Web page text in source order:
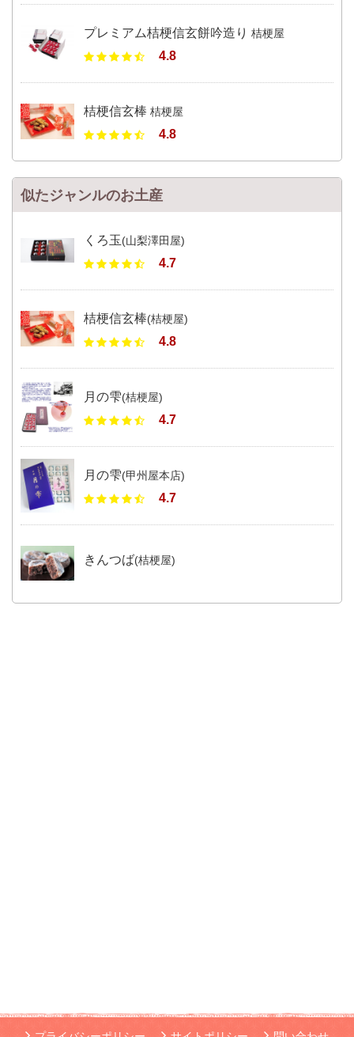
プレミアム桔梗信玄餅吟造り 桔梗屋
4.8
桔梗信玄棒 桔梗屋
4.8
似たジャンルのお土産
くろ玉 (山梨澤田屋)
4.7
桔梗信玄棒(桔梗屋)
4.8
月の雫(桔梗屋)
4.7
月の雫(甲州屋本店)
4.7
きんつば(桔梗屋)